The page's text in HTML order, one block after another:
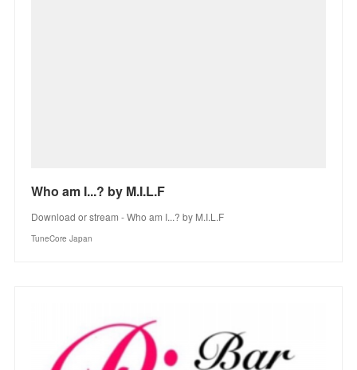
Who am I...? by M.I.L.F
Download or stream - Who am I...? by M.I.L.F
TuneCore Japan